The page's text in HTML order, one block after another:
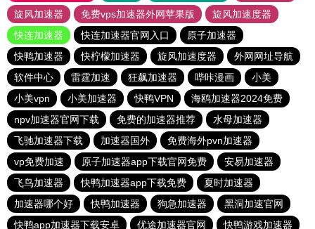
旋风加速器
免费vps加速器外网苹果版
旋风加速度器
快连加速器
快连加速器官网入口
原子加速器
快鸭加速器
快柠檬加速器 旋风加速度器
外网网址导航
软件中心
雷霆加速 狂飙加速器 哔咔漫画
小美
小美vpn
小美加速器 快鸭VPN
海鸥加速器2024免费
npv加速器官网下载
免费的加速器推荐
水母加速器
飞驰加速器下载
加速器国外
免费海外pvn加速器
vp免费加速
原子加速器app下载官网免费
安易加速器
飞鸟加速器
快鸭加速器app下载免费
夏时加速器
加速器哪个好
快鸭加速器 狗急加速器
黑洞加速官网
快鸭app加速器下载安卓
优途加速器官网 快鸭游戏加速器